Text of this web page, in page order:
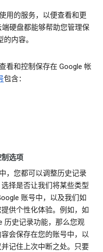
用的服务，以便查看和更
硬盘都能够帮助您管理保
内容。
看和控制保存在 Google 帐
包含：
选项
，您都可以调整历史记录
择是否让我们将某些类型
账号中，以及我们如
供个性化体验。例如，如
历史记录功能，那么您观
会保存在您的账号中，以
记住上次中断之处。只要